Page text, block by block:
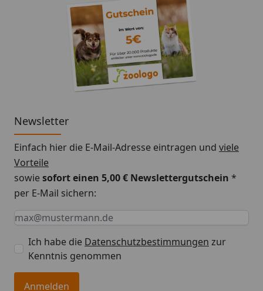
Newsletter
Einfach hier die E-Mail-Adresse eintragen und viele
Vorteile
sowiesofort einen 5,00 € Newslettergutschein *
per E-Mail sichern:
Keine Eingabe erforderlich
Eingabe erforderlich
E-Mail *
Ich habe die Datenschutzbestimmungen zur
Kenntnis genommen
Anmelden